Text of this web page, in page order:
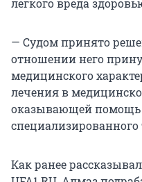
легкого вреда
— Судом принято
отношении него
медицинского
лечения в
оказывающей помощь
специализированного
Как ранее